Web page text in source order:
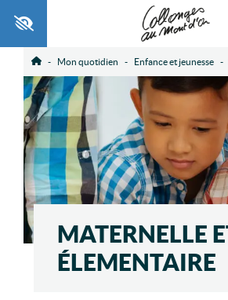
Mon quotidien Enfance et jeunesse
MATERNELLE
ÉLEMENTAIRE
Ouvrir la barre d’outils